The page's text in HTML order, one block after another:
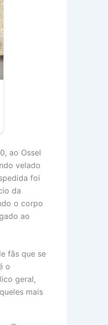
ao Ossel
velado
foi
da
o corpo
ao
fãs que se
o
geral,
mais